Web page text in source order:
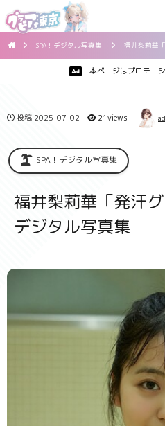
SPA！デジタル写真集 福井梨莉華「
本ページはプロモーシ
投稿 2025-07-02 21views
SPA！デジタル写真集
福井梨莉華「発汗グ
デジタル写真集